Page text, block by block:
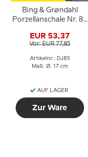
Bing & Grøndahl
Porzellanschale Nr. 85
EUR 53,37
Vor: EUR 77,85
Artikelnr.: DJ85
Maß: Ø: 17 cm
AUF LAGER
Zur Ware